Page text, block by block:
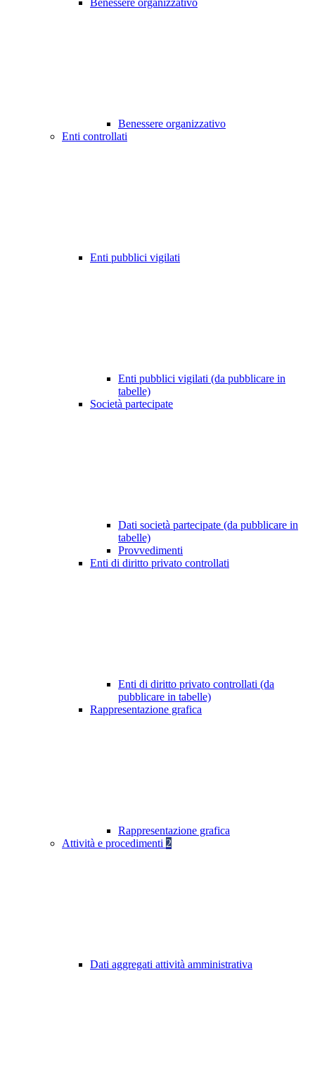
Benessere organizzativo
Benessere organizzativo
Enti controllati
Enti pubblici vigilati
Enti pubblici vigilati (da pubblicare in
tabelle)
Società partecipate
Dati società partecipate (da pubblicare in
tabelle)
Provvedimenti
Enti di diritto privato controllati
Enti di diritto privato controllati (da
pubblicare in tabelle)
Rappresentazione grafica
Rappresentazione grafica
Attività e procedimenti 2
Dati aggregati attività amministrativa